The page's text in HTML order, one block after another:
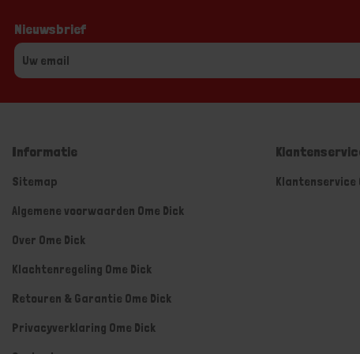
Nieuwsbrief
Informatie
Sitemap
Algemene voorwaarden Ome Dick
Over Ome Dick
Klachtenregeling Ome Dick
Retouren & Garantie Ome Dick
Privacyverklaring Ome Dick
Klantenservice